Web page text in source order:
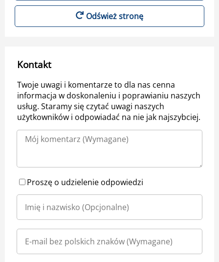
Odśwież stronę
Kontakt
Twoje uwagi i komentarze to dla nas cenna
informacja w doskonaleniu i poprawianiu naszych
usług. Staramy się czytać uwagi naszych
użytkowników i odpowiadać na nie jak najszybciej.
Proszę o udzielenie odpowiedzi